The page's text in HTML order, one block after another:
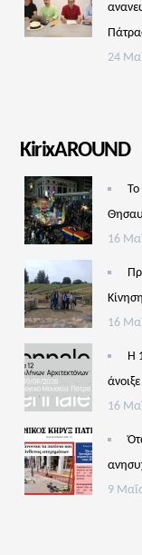
24
KirixAROUND
16
16
Η
16
9